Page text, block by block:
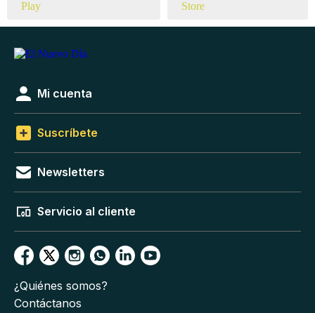
Mi cuenta
Suscríbete
Newsletters
Servicio al cliente
¿Quiénes somos?
Contáctanos